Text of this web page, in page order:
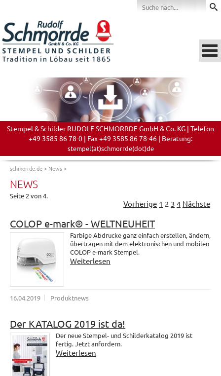
Stempel & Schilder RUDOLF SCHMORRDE GmbH & Co. KG | Telefon
+49 3585 86 78-0 | Fax +49 3585 86 78-46 | Beratung:
stempel(at)schmorrde(dot)de
schmorrde.de> News>
NEWS
Seite 2 von 4.
Vorherige 1 2 3 4 Nächste
COLOP e-mark® - WELTNEUHEIT
Farbige Abdrucke ganz einfach erstellen, ändern,
übertragen mit dem elektronischen und mobilen
COLOP e-mark Stempel.
Weiterlesen
16.04.2019 Produktnews
Der KATALOG 2019 ist da!
Der neue Stempel- und Schilderkatalog 2019 ist
fertig. Jetzt anfordern.
Weiterlesen